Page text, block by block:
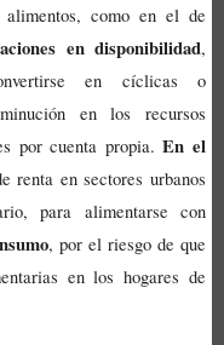
como en el de
en disponibilidad,
en cíclicas o
en los recursos
por cuenta propia.En el
renta en sectores urbanos
para alimentarse con
, por el riesgo de que
en los hogares de